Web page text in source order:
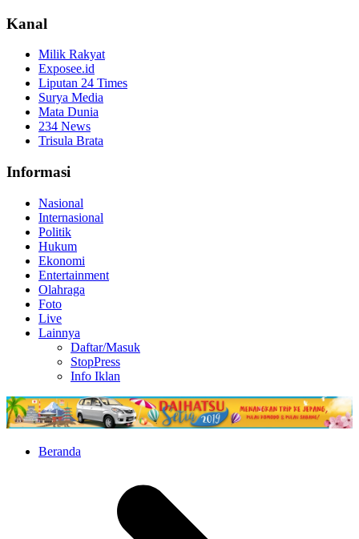
Kanal
Milik Rakyat
Exposee.id
Liputan 24 Times
Surya Media
Mata Dunia
234 News
Trisula Brata
Informasi
Nasional
Internasional
Politik
Hukum
Ekonomi
Entertainment
Olahraga
Foto
Live
Lainnya
Daftar/Masuk
StopPress
Info Iklan
Beranda